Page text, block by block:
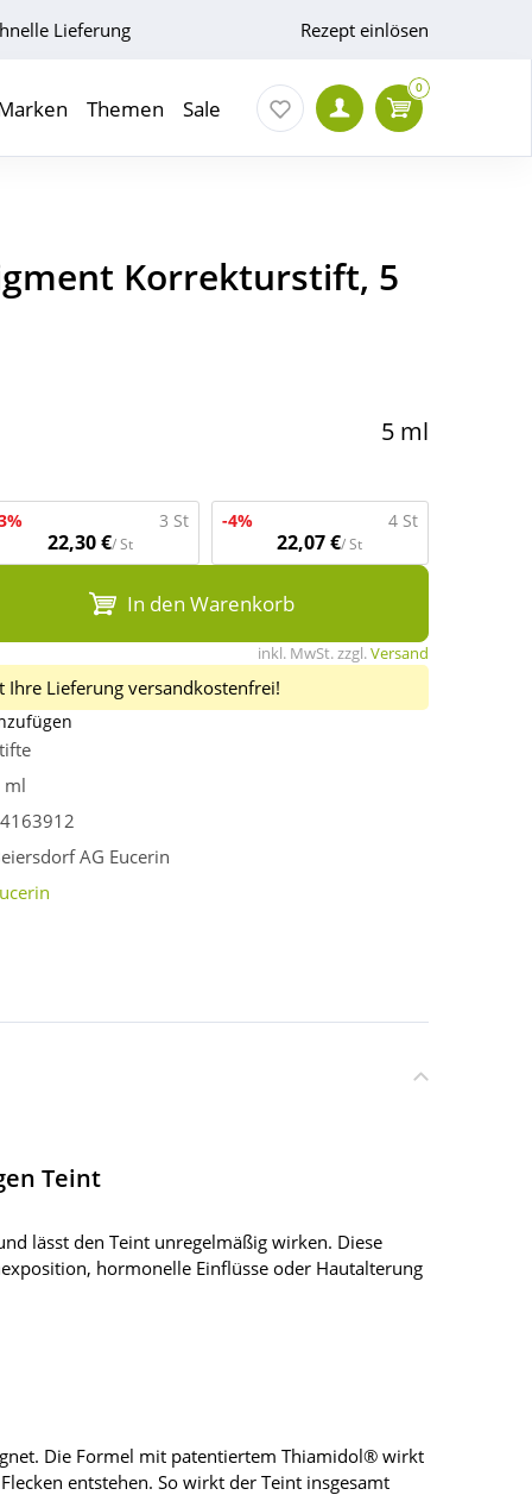
Lieferung Rezept einlösen
Themen Sale
0
Korrekturstift, 5
5 ml
3 St
22,30 €/ St
-4% 4 St
22,07 €/ St
In den Warenkorb
inkl. MwSt. zzgl.Versand
Lieferung versandkostenfrei!
ml
AG Eucerin
Teint
lässt den Teint unregelmäßig wirken. Diese
hormonelle Einflüsse oder Hautalterung
Die Formel mit patentiertem Thiamidol® wirkt
entstehen. So wirkt der Teint insgesamt